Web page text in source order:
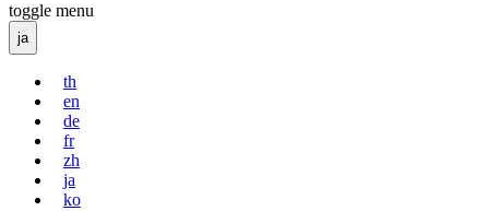
toggle menu
ja
th
en
de
fr
zh
ja
ko